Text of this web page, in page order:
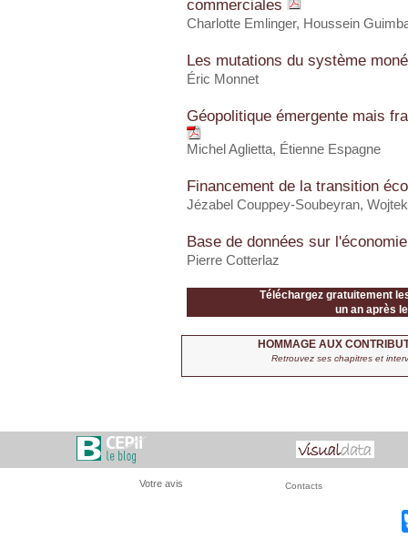
commerciales
Charlotte Emlinger, Houssein
Les mutations du système
Éric Monnet
Géopolitique émergente mais
Michel Aglietta, Étienne Espagne
Financement de la transition
Jézabel Couppey-Soubeyran,
Base de données sur
Pierre Cotterlaz
Téléchargez gratuitement
un an après
HOMMAGE AUX
Retrouvez ses chapitres et
Votre avis Contacts